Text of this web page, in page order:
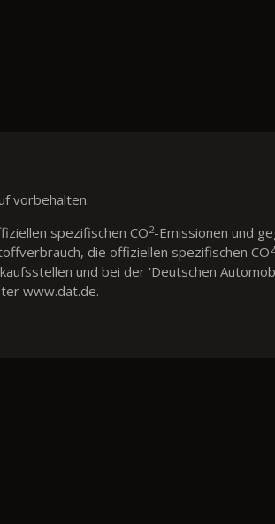
vorbehalten.
spezifischen CO2-Emissionen und
die offiziellen spezifischen CO2
und bei der 'Deutschen
www.dat.de.